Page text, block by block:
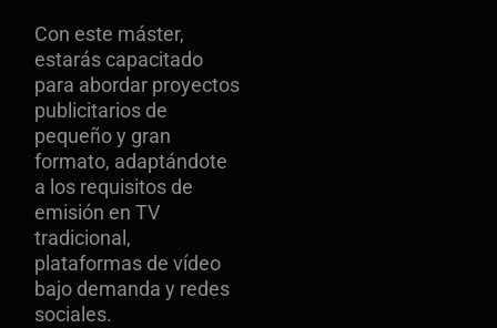
Con este máster,
estarás capacitado
para abordar proyectos
publicitarios de
pequeño y gran
formato, adaptándote
a los requisitos de
emisión en TV
tradicional,
plataformas de vídeo
bajo demanda y redes
sociales.